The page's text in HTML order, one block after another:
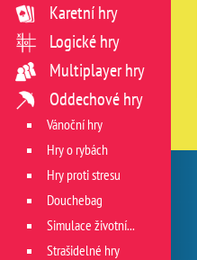
Karetní hry
Logické hry
Multiplayer hry
Oddechové hry
Vánoční hry
Hry o rybách
Hry proti stresu
Douchebag
Simulace životních situací
Strašidelné hry